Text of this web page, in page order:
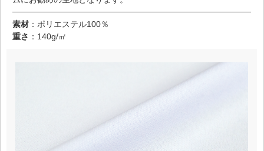
素材 ：ポリエステル100％
重さ ：140g/㎡